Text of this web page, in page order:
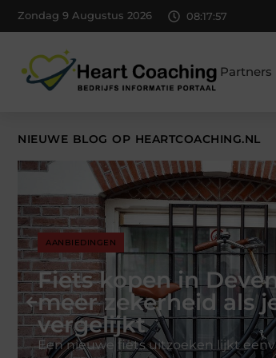
Zondag 9 Augustus 2026 08:17:58
Partners
NIEUWE BLOG OP HEARTCOACHING.NL
BANEN EN OPLEIDINGEN
Werkstress de
je een coach in?
Een beetje spanning hoort bij werk.
presteren en zorgt dat je deadlines